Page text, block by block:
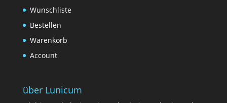
Wunschliste
Bestellen
Warenkorb
Account
über Lunicum